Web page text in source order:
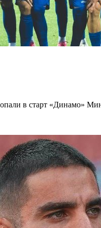
в старт «Динамо»